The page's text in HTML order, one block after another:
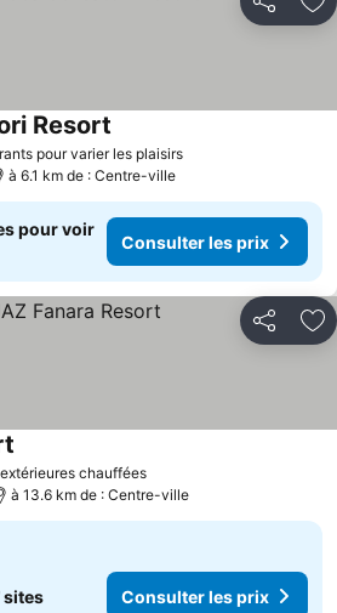
Partager
pour varier les plaisirs
Resort
à 6.1 km de : Centre-ville
pour voir
Consulter les prix
Partager
chauffées
à 13.6 km de : Centre-ville
sites Consulter les prix